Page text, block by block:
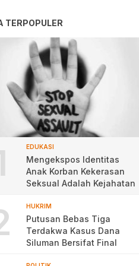
TERPOPULER
EDUKASI
Mengekspos Identitas
Anak Korban Kekerasan
Seksual Adalah Kejahatan
HUKRIM
Putusan Bebas Tiga
Terdakwa Kasus Dana
Siluman Bersifat Final